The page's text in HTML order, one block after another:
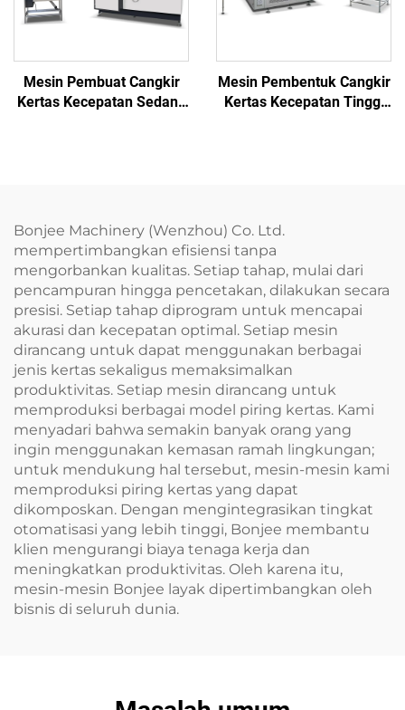
Mesin Pembuat Cangkir
Kertas Kecepatan Sedang
Mesin Pembentuk Cangkir
Kertas Kecepatan Tinggi
Bonjee Machinery (Wenzhou) Co. Ltd.
mempertimbangkan efisiensi tanpa
mengorbankan kualitas. Setiap tahap, mulai dari
pencampuran hingga pencetakan, dilakukan secara
presisi. Setiap tahap diprogram untuk mencapai
akurasi dan kecepatan optimal. Setiap mesin
dirancang untuk dapat menggunakan berbagai
jenis kertas sekaligus memaksimalkan
produktivitas. Setiap mesin dirancang untuk
memproduksi berbagai model piring kertas. Kami
menyadari bahwa semakin banyak orang yang
ingin menggunakan kemasan ramah lingkungan;
untuk mendukung hal tersebut, mesin-mesin kami
memproduksi piring kertas yang dapat
dikomposkan. Dengan mengintegrasikan tingkat
otomatisasi yang lebih tinggi, Bonjee membantu
klien mengurangi biaya tenaga kerja dan
meningkatkan produktivitas. Oleh karena itu,
mesin-mesin Bonjee layak dipertimbangkan oleh
bisnis di seluruh dunia.